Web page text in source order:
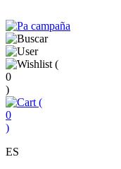
(
0
)
(
0
)
ES